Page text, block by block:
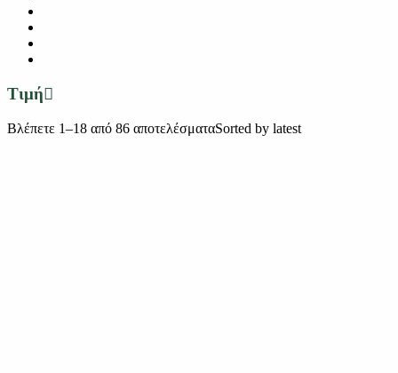
Τιμή
Βλέπετε 1–18 από 86 αποτελέσματαSorted by latest